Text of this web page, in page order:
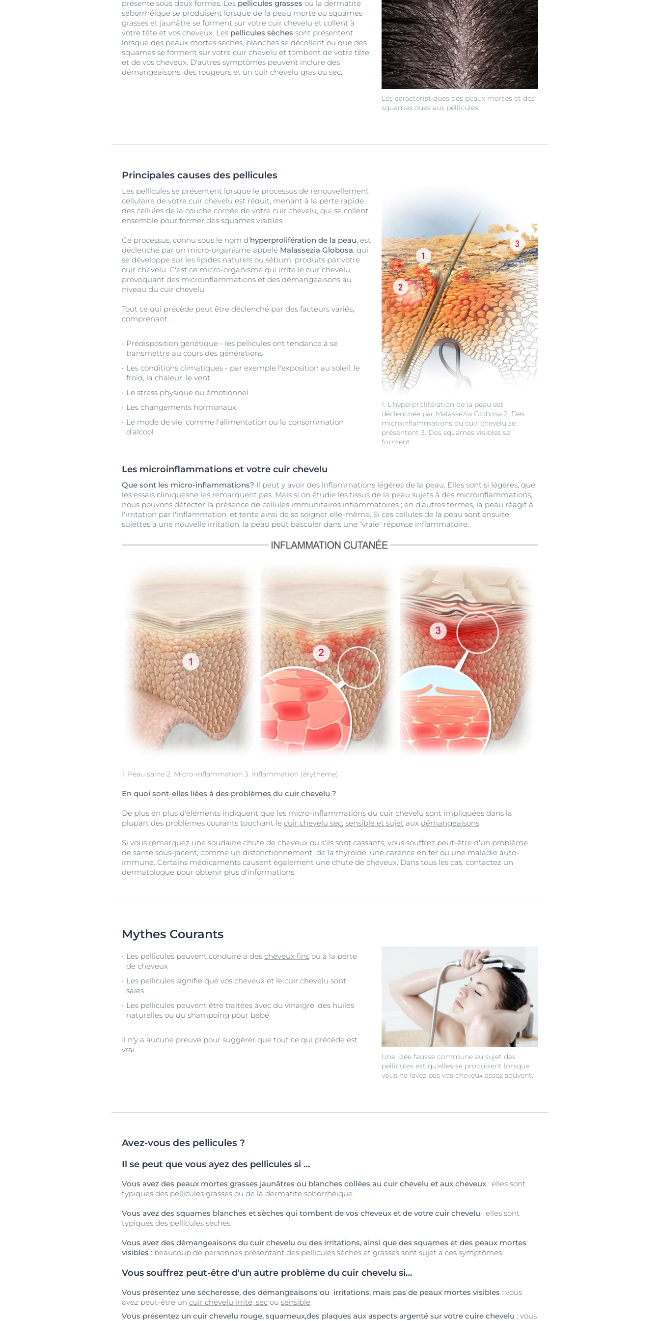
Les caracteristiques des peaux mortes et des
squames dues aux pellicules
présente sous deux formes. Les pellicules grasses ou la dermatite
séborrhéique se produisent lorsque de la peau morte ou squames
grasses et jaunâtre se forment sur votre cuir chevelu et collent à
votre tête et vos cheveux. Les pellicules sèches sont présentent
lorsque des peaux mortes seches, blanches se décollent ou que des
squames se forment sur ​​votre cuir chevelu et tombent de votre tête
et de vos cheveux. D'autres symptômes peuvent inclure des
démangeaisons, des rougeurs et un cuir chevelu gras ou sec.
Principales causes des pellicules
1. L'hyperprolifération de la peau est
déclenchée par Malassezia Globosa 2. Des
microinflammations du cuir chevelu se
présentent 3. Des squames visibles se
forment
Les pellicules se présentent lorsque le processus de renouvellement
cellulaire de votre cuir chevelu est réduit, menant à la perte rapide
des cellules de la couche cornée de votre cuir chevelu, qui se collent
ensemble pour former des squames visibles.
Ce processus, connu sous le nom d'hyperprolifération de la peau , est
déclenché par un micro-organisme appelé Malassezia Globosa , qui
se développe sur les lipides naturels ou sébum, produits par votre
cuir chevelu. C'est ce micro-organisme qui irrite le cuir chevelu,
provoquant des microinflammations et des démangeaisons au
niveau du cuir chevelu.
Tout ce qui précède peut être déclenché par des facteurs variés,
comprenant :
Prédisposition génétique - les pellicules ont tendance à se
transmettre au cours des générations
Les conditions climatiques - par exemple l'exposition au soleil, le
froid, la chaleur, le vent
Le stress physique ou émotionnel
Les changements hormonaux
Le mode de vie, comme l'alimentation ou la consommation
d'alcool
Les microinflammations et votre cuir chevelu
Que sont les micro-inflammations? Il peut y avoir des inflammations légères de la peau. Elles sont si légères, que
les essais cliniquesne les remarquent pas. Mais si on étudie les tissus de la peau sujets à des microinflammations,
nous pouvons détecter la présence de cellules immunitaires inflammatoires ; en d'autres termes, la peau réagit à
l'irritation par l'inflammation, et tente ainsi de se soigner elle-même. Si ces cellules de la peau sont ensuite
sujettes à une nouvelle irritation, la peau peut basculer dans une "vraie" réponse inflammatoire.
1. Peau saine 2. Micro-inflammation 3. Inflammation (érythème)
En quoi sont-elles liées à des problèmes du cuir chevelu ?
De plus en plus d'éléments indiquent que les micro-inflammations du cuir chevelu sont impliquées dans la
plupart des problèmes courants touchant le cuir chevelu sec, sensible et sujet aux démangeaisons.
Si vous remarquez une soudaine chute de cheveux ou s'ils sont cassants, vous souffrez peut-être d'un problème
de santé sous-jacent, comme un disfonctionnement de la thyroïde, une carence en fer ou une maladie auto-
immune. Certains médicaments causent également une chute de cheveux. Dans tous les cas, contactez un
dermatologue pour obtenir plus d'informations.
Mythes Courants
Une idée fausse commune au sujet des
pellicules est qu'elles se produisent lorsque
vous ne lavez pas vos cheveux assez souvent.
Les pellicules peuvent conduire à des cheveux fins ou à la perte
de cheveux
Les pellicules signifie que vos cheveux et le cuir chevelu sont
sales
Les pellicules peuvent être traitées avec du vinaigre, des huiles
naturelles ou du shampoing pour bébé
Il n'y a aucune preuve pour suggérer que tout ce qui précède est
vrai.
Avez-vous des pellicules ?
Il se peut que vous ayez des pellicules si …
Vous avez des peaux mortes grasses jaunâtres ou blanches collées au cuir chevelu et aux cheveux : elles sont
typiques des pellicules grasses ou de la dermatite soborrhéique.
Vous avez des squames blanches et sèches qui tombent de vos cheveux et de votre cuir chevelu : elles sont
typiques des pellicules sèches.
Vous avez des démangeaisons du cuir chevelu ou des irritations, ainsi que des squames et des peaux mortes
visibles : beaucoup de personnes présentant des pellicules sèches et grasses sont sujet a ces symptômes.
Vous souffrez peut-être d'un autre problème du cuir chevelu si…
Vous présentez une sécheresse, des démangeaisons ou irritations, mais pas de peaux mortes visibles : vous
avez peut-être un cuir chevelu irrité, sec ou sensible
Vous présentez un cuir chevelu rouge, squameux,des plaques aux aspects argenté sur votre cuire chevelu : vous